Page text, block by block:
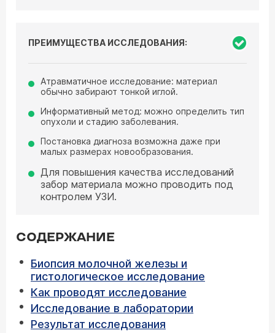
ПРЕИМУЩЕСТВА ИССЛЕДОВАНИЯ:
Атравматичное исследование: материал
обычно забирают тонкой иглой.
Информативный метод: можно определить тип
опухоли и стадию заболевания.
Постановка диагноза возможна даже при
малых размерах новообразования.
Для повышения качества исследований
забор материала можно проводить под
контролем УЗИ.
СОДЕРЖАНИЕ
Биопсия молочной железы и
гистологическое исследование
Как проводят исследование
Исследование в лаборатории
Результат исследования